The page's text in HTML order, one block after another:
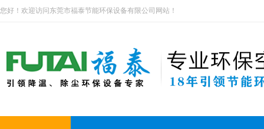
您好！欢迎访问东莞市福泰节能环保设备有限公司网站！